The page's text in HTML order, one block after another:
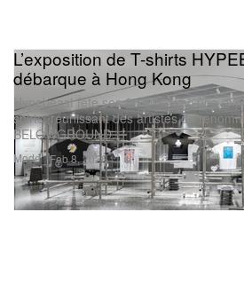
Mode
L’exposition de T-shirts
débarque à Hong Kong
Hypebeast fête ses 20 ans avec une
shirts, réunissant des artistes de
BELOWGROUND.
Feb 8, 2026